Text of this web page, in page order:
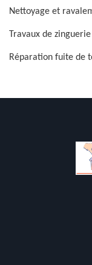
Nettoyage et
Travaux de
Réparation fuite de